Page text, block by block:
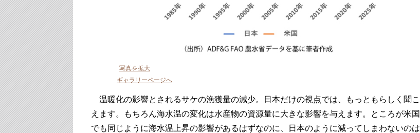
写真を拡大
ギャラリーページへ
温暖化の影響とされるサケの漁獲量の減少。日本だけの視点では、もっともらしく聞こ
えます。もちろん海水温の変化は水産物の資源量に大きな影響を与えます。ところが米国
でも同じように海水温上昇の影響があるはずなのに、日本のように減ってしまわないのは